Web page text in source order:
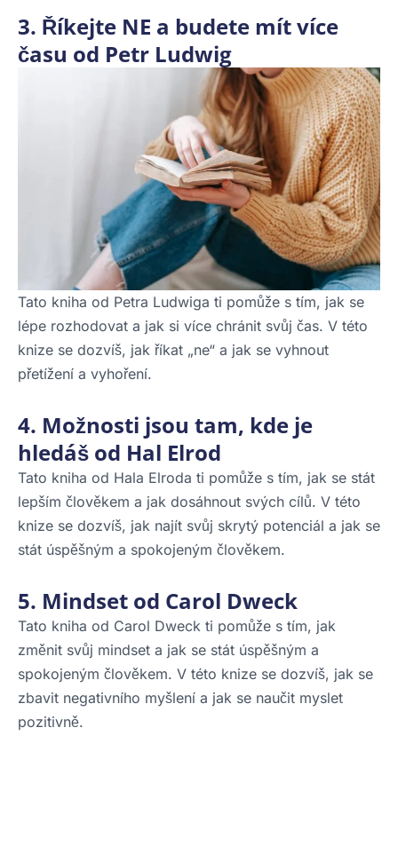
3. Říkejte NE a budete mít více
času od Petr Ludwig
Tato kniha od Petra Ludwiga ti pomůže s tím, jak se
lépe rozhodovat a jak si více chránit svůj čas. V této
knize se dozvíš, jak říkat „ne“ a jak se vyhnout
přetížení a vyhoření.
4. Možnosti jsou tam, kde je
hledáš od Hal Elrod
Tato kniha od Hala Elroda ti pomůže s tím, jak se stát
lepším člověkem a jak dosáhnout svých cílů. V této
knize se dozvíš, jak najít svůj skrytý potenciál a jak se
stát úspěšným a spokojeným člověkem.
5. Mindset od Carol Dweck
Tato kniha od Carol Dweck ti pomůže s tím, jak
změnit svůj mindset a jak se stát úspěšným a
spokojeným člověkem. V této knize se dozvíš, jak se
zbavit negativního myšlení a jak se naučit myslet
pozitivně.